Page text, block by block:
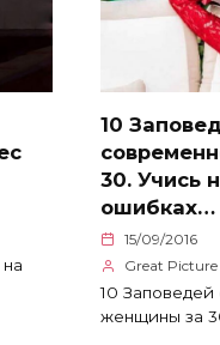
10
30. Учись
ошибках…
15/09/2016
Great Picture
10
женщины за